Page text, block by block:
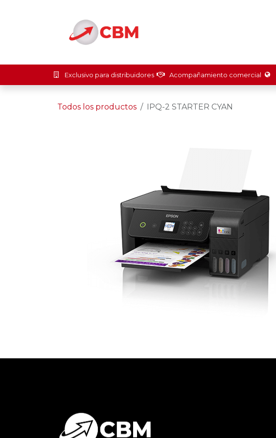
Exclusivo para distribuidores Acompañamiento comercial
Todos los productos IPQ-2 STARTER CYAN